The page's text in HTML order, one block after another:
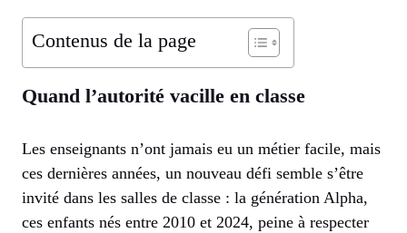
Contenus de la page
Quand l’autorité vacille en classe
Les enseignants n’ont jamais eu un métier facile, mais
ces dernières années, un nouveau défi semble s’être
invité dans les salles de classe : la génération Alpha,
ces enfants nés entre 2010 et 2024, peine à respecter